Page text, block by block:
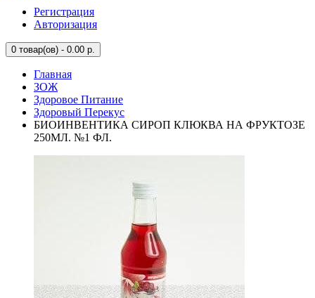
Регистрация
Авторизация
0 товар(ов) - 0.00 р.
Главная
ЗОЖ
Здоровое Питание
Здоровый Перекус
БИОИНВЕНТИКА СИРОП КЛЮКВА НА ФРУКТОЗЕ
250МЛ. №1 ФЛ.